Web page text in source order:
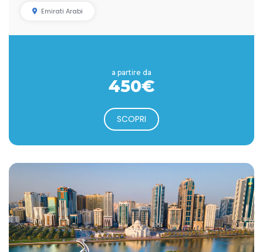
Emirati Arabi
a partire da
450€
SCOPRI